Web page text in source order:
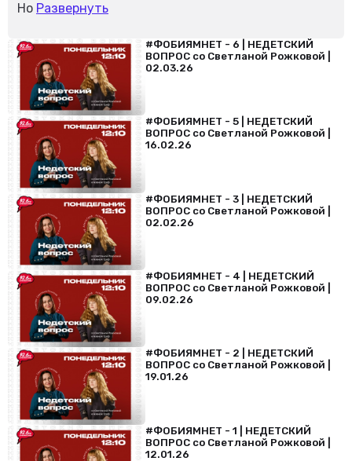
Но Развернуть
#ФОБИЯМНЕТ - 6 | НЕДЕТСКИЙ
ВОПРОС со Светланой Рожковой |
02.03.26
#ФОБИЯМНЕТ - 5 | НЕДЕТСКИЙ
ВОПРОС со Светланой Рожковой |
16.02.26
#ФОБИЯМНЕТ - 3 | НЕДЕТСКИЙ
ВОПРОС со Светланой Рожковой |
02.02.26
#ФОБИЯМНЕТ - 4 | НЕДЕТСКИЙ
ВОПРОС со Светланой Рожковой |
09.02.26
#ФОБИЯМНЕТ - 2 | НЕДЕТСКИЙ
ВОПРОС со Светланой Рожковой |
19.01.26
#ФОБИЯМНЕТ - 1 | НЕДЕТСКИЙ
ВОПРОС со Светланой Рожковой |
12.01.26